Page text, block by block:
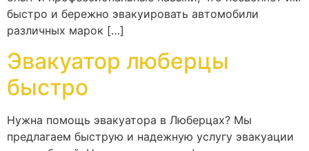
быстро и бережно эвакуировать автомобили
различных марок […]
Эвакуатор люберцы
быстро
Нужна помощь эвакуатора в Люберцах? Мы
предлагаем быструю и надежную услугу эвакуации